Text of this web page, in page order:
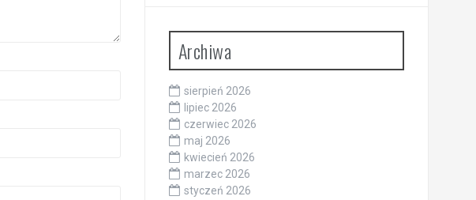
Archiwa
sierpień 2026
lipiec 2026
czerwiec 2026
maj 2026
kwiecień 2026
marzec 2026
styczeń 2026